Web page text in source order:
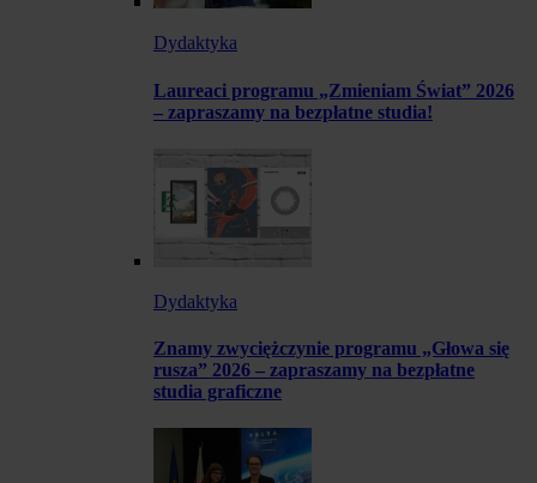
Dydaktyka
Laureaci programu „Zmieniam Świat” 2026
– zapraszamy na bezpłatne studia!
Dydaktyka
Znamy zwyciężczynie programu „Głowa się
rusza” 2026 – zapraszamy na bezpłatne
studia graficzne